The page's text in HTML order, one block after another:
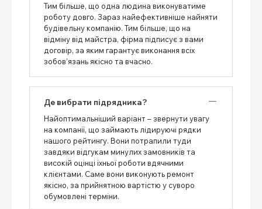
Тим більше, що одна людина виконуватиме
роботу довго. Зараз найефективніше найняти
будівельну компанію. Тим більше, що на
відміну від майстра, фірма підписує з вами
договір, за яким гарантує виконання всіх
зобов’язань якісно та вчасно.
Де вибрати підрядника?
Найоптимальніший варіант – звернути увагу
на компанії, що займають лідируючі рядки
нашого рейтингу. Вони потрапили туди
завдяки відгукам минулих замовників та
високій оцінці їхньої роботи вдячними
клієнтами. Саме вони виконують ремонт
якісно, ​​за прийнятною вартістю у суворо
обумовлені терміни.